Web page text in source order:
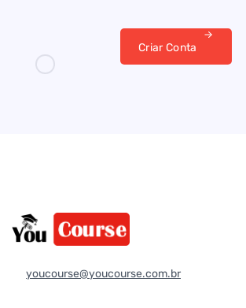
Criar Conta
youcourse@youcourse.com.br